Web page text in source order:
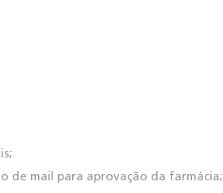
de mail para aprovação da farmácia;